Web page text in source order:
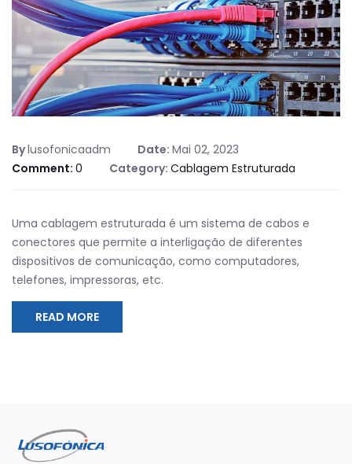
Bylusofonicaadm Date: Mai 02, 2023
Comment: 0 Category: Cablagem Estruturada
Uma cablagem estruturada é um sistema de cabos e
conectores que permite a interligação de diferentes
dispositivos de comunicação, como computadores,
telefones, impressoras, etc.
READ MORE